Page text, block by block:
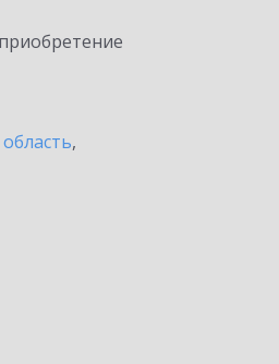
,